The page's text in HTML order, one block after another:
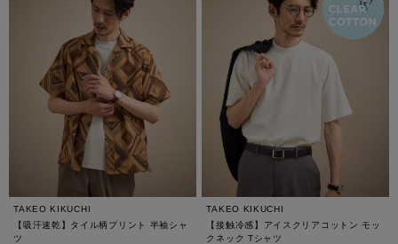
TAKEO KIKUCHI
【吸汗速乾】タイル柄プリント 半袖シャ
ツ
TAKEO KIKUCHI
【接触冷感】アイスクリアコットン モッ
クネック Tシャツ